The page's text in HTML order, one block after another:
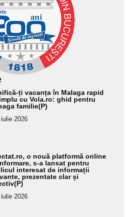
ți vacanța în Malaga rapid
cu Vola.ro: ghid pentru
familie(P)
iulie 2026
o nouă platformă online
s-a lansat pentru
interesat de informații
prezentate clar și
iulie 2026